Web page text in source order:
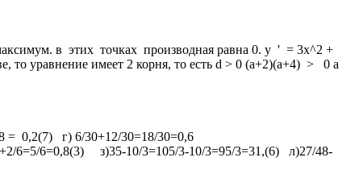
в этих точках производная равна 0. y ' = 3x^2 +
уравнение имеет 2 корня, то есть d > 0 (a+2)(a+4) > 0 a
= 0,2(7) г) 6/30+12/30=18/30=0,6
6=5/6=0,8(3) з)35-10/3=105/3-10/3=95/3=31,(6) л)27/48-